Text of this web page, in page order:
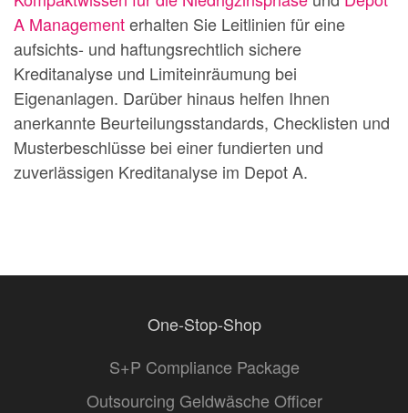
A Managementerhalten Sie Leitlinien für eine
aufsichts- und haftungsrechtlich sichere
Kreditanalyse und Limiteinräumung bei
Eigenanlagen. Darüber hinaus helfen Ihnen
anerkannte Beurteilungsstandards, Checklisten und
Musterbeschlüsse bei einer fundierten und
zuverlässigen Kreditanalyse im Depot A.
One-Stop-Shop
S+P Compliance Package
Outsourcing Geldwäsche Officer